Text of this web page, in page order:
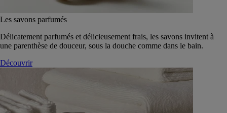
Les savons parfumés
Délicatement parfumés et délicieusement frais, les savons invitent à
une parenthèse de douceur, sous la douche comme dans le bain.
Découvrir